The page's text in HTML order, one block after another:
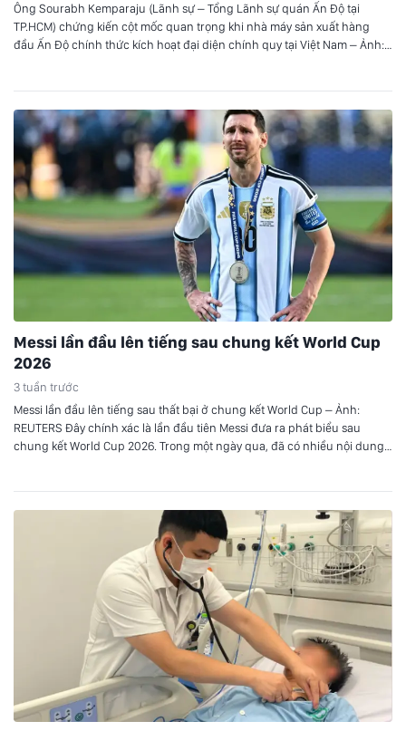
Ông Sourabh Kemparaju (Lãnh sự – Tổng Lãnh sự quán Ấn Độ tại
TP.HCM) chứng kiến cột mốc quan trọng khi nhà máy sản xuất hàng
đầu Ấn Độ chính thức kích hoạt đại diện chính quy tại Việt Nam – Ảnh:
Messi lần đầu lên tiếng sau chung kết World Cup
2026
3 tuần trước
Messi lần đầu lên tiếng sau thất bại ở chung kết World Cup – Ảnh:
REUTERS Đây chính xác là lần đầu tiên Messi đưa ra phát biểu sau
chung kết World Cup 2026. Trong một ngày qua, đã có nhiều nội dung